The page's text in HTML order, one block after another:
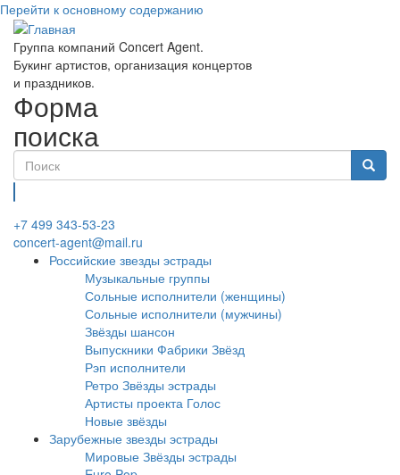
Перейти к основному содержанию
Группа компаний Concert Agent.
Букинг артистов, организация концертов
и праздников.
Форма
поиска
+7 499 343-53-23
concert-agent@mail.ru
Российские звезды эстрады
Музыкальные группы
Сольные исполнители (женщины)
Сольные исполнители (мужчины)
Звёзды шансон
Выпускники Фабрики Звёзд
Рэп исполнители
Ретро Звёзды эстрады
Артисты проекта Голос
Новые звёзды
Зарубежные звезды эстрады
Мировые Звёзды эстрады